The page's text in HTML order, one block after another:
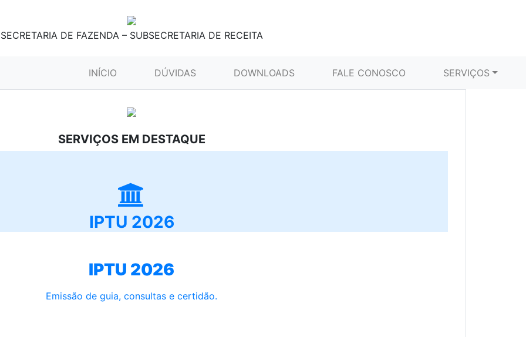
SECRETARIA DE FAZENDA – SUBSECRETARIA DE RECEITA
INÍCIO (CURRENT)DÚVIDAS DOWNLOADS FALE CONOSCO SERVIÇOS
SERVIÇOS EM DESTAQUE
IPTU 2026
IPTU 2026
Emissão de guia, consultas e certidão.